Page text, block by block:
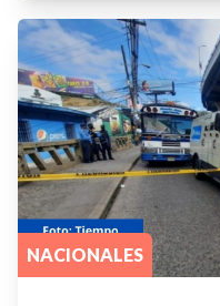
NACIONALES